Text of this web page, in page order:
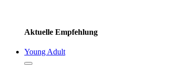
Aktuelle Empfehlung
Young Adult